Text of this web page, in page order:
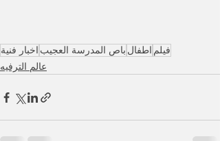
اخبار فنية باص المدرسة العجيب اطفال فيلم
عالم الترفيه